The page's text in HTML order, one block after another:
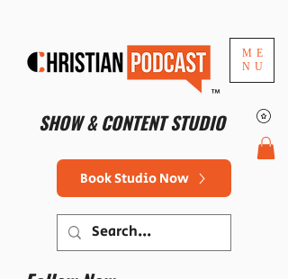
ME
NU
SHOW & CONTENT STUDIO
™
Book Studio Now